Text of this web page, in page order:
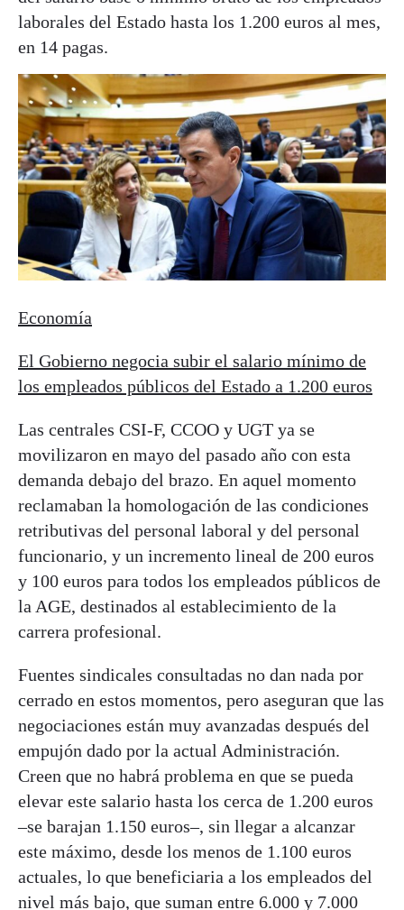
laborales del Estado hasta los 1.200 euros al mes,
en 14 pagas.
Economía
El Gobierno negocia subir el salario mínimo de
los empleados públicos del Estado a 1.200 euros
Las centrales CSI-F, CCOO y UGT ya se
movilizaron en mayo del pasado año con esta
demanda debajo del brazo. En aquel momento
reclamaban la homologación de las condiciones
retributivas del personal laboral y del personal
funcionario, y un incremento lineal de 200 euros
y 100 euros para todos los empleados públicos de
la AGE, destinados al establecimiento de la
carrera profesional.
Fuentes sindicales consultadas no dan nada por
cerrado en estos momentos, pero aseguran que las
negociaciones están muy avanzadas después del
empujón dado por la actual Administración.
Creen que no habrá problema en que se pueda
elevar este salario hasta los cerca de 1.200 euros
–se barajan 1.150 euros–, sin llegar a alcanzar
este máximo, desde los menos de 1.100 euros
actuales, lo que beneficiaria a los empleados del
nivel más bajo, que suman entre 6.000 y 7.000